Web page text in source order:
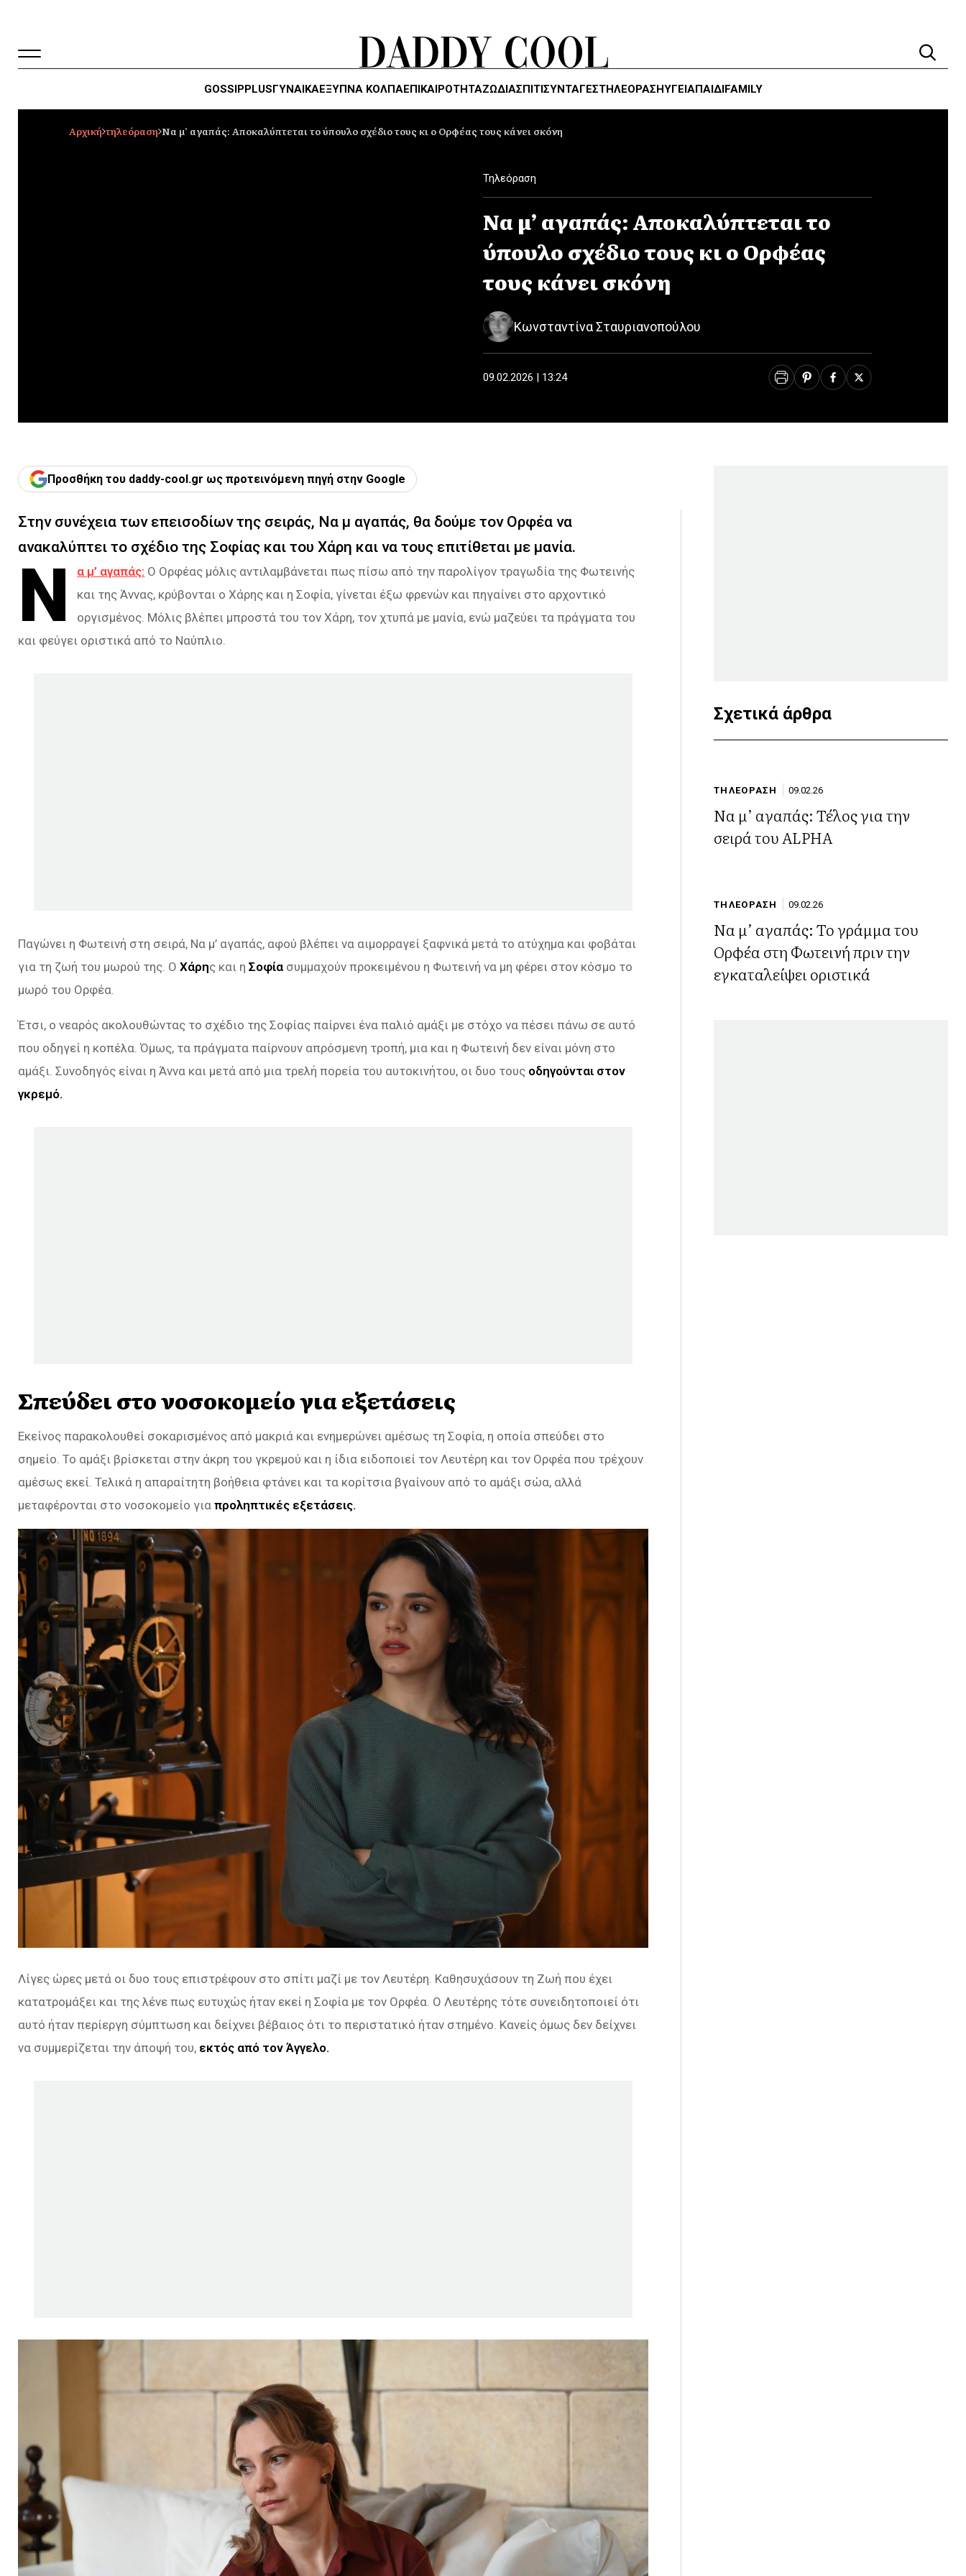
GOSSIPPLUSΓΥΝΑΙΚΑΈΞΥΠΝΑ ΚΌΛΠΑΕΠΙΚΑΙΡΟΤΗΤΑΖΏΔΙΑΣΠΙΤΙΣΥΝΤΑΓΕΣΤΗΛΕΌΡΑΣΗΥΓΕΊΑΠΑΙΔΙFAMILY
Αρχική τηλεόραση Να μ’ αγαπάς: Αποκαλύπτεται το ύπουλο σχέδιο τους κι ο Ορφέας τους κάνει σκόνη
Τηλεόραση
Να μ’ αγαπάς: Αποκαλύπτεται το
ύπουλο σχέδιο τους κι ο Ορφέας
τους κάνει σκόνη
Κωνσταντίνα Σταυριανοπούλου
09.02.2026 | 13:24
Προσθήκη του daddy-cool.gr ως προτεινόμενη πηγή στην Google
Στην συνέχεια των επεισοδίων της σειράς, Να μ αγαπάς, θα δούμε τον Ορφέα να
ανακαλύπτει το σχέδιο της Σοφίας και του Χάρη και να τους επιτίθεται με μανία.
Ν α μ’ αγαπάς: Ο Ορφέας μόλις αντιλαμβάνεται πως πίσω από την παρολίγον τραγωδία της Φωτεινής
και της Άννας, κρύβονται ο Χάρης και η Σοφία, γίνεται έξω φρενών και πηγαίνει στο αρχοντικό
οργισμένος. Μόλις βλέπει μπροστά του τον Χάρη, τον χτυπά με μανία, ενώ μαζεύει τα πράγματα του
και φεύγει οριστικά από το Ναύπλιο.
Παγώνει η Φωτεινή στη σειρά, Να μ’ αγαπάς, αφού βλέπει να αιμορραγεί ξαφνικά μετά το ατύχημα και φοβάται
για τη ζωή του μωρού της. Ο Χάρης και η Σοφία συμμαχούν προκειμένου η Φωτεινή να μη φέρει στον κόσμο το
μωρό του Ορφέα.
Έτσι, ο νεαρός ακολουθώντας το σχέδιο της Σοφίας παίρνει ένα παλιό αμάξι με στόχο να πέσει πάνω σε αυτό
που οδηγεί η κοπέλα. Όμως, τα πράγματα παίρνουν απρόσμενη τροπή, μια και η Φωτεινή δεν είναι μόνη στο
αμάξι. Συνοδηγός είναι η Άννα και μετά από μια τρελή πορεία του αυτοκινήτου, οι δυο τους οδηγούνται στον
γκρεμό.
Σπεύδει στο νοσοκομείο για εξετάσεις
Εκείνος παρακολουθεί σοκαρισμένος από μακριά και ενημερώνει αμέσως τη Σοφία, η οποία σπεύδει στο
σημείο. Το αμάξι βρίσκεται στην άκρη του γκρεμού και η ίδια ειδοποιεί τον Λευτέρη και τον Ορφέα που τρέχουν
αμέσως εκεί. Τελικά η απαραίτητη βοήθεια φτάνει και τα κορίτσια βγαίνουν από το αμάξι σώα, αλλά
μεταφέρονται στο νοσοκομείο για προληπτικές εξετάσεις.
Λίγες ώρες μετά οι δυο τους επιστρέφουν στο σπίτι μαζί με τον Λευτέρη. Καθησυχάσουν τη Ζωή που έχει
κατατρομάξει και της λένε πως ευτυχώς ήταν εκεί η Σοφία με τον Ορφέα. Ο Λευτέρης τότε συνειδητοποιεί ότι
αυτό ήταν περίεργη σύμπτωση και δείχνει βέβαιος ότι το περιστατικό ήταν στημένο. Κανείς όμως δεν δείχνει
να συμμερίζεται την άποψή του, εκτός από τον Άγγελο.
Σχετικά άρθρα
ΤΗΛΕΟΡΑΣΗ 09.02.26
Να μ’ αγαπάς: Τέλος για την
σειρά του ALPHA
ΤΗΛΕΟΡΑΣΗ 09.02.26
Να μ’ αγαπάς: Το γράμμα του
Ορφέα στη Φωτεινή πριν την
εγκαταλείψει οριστικά